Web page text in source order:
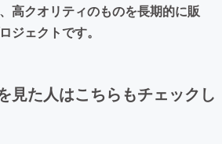
高クオリティのものを長期的に販
ジェクトです。
見た人はこちらもチェックし